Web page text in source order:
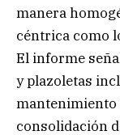
manera
céntrica como
El informe
y plazoletas
mantenimiento
consolidación